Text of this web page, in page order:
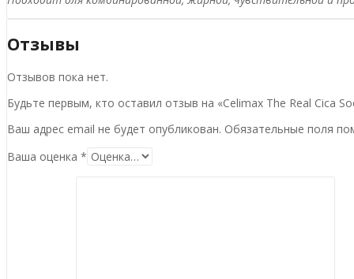
Отзывы
Отзывов пока нет.
Будьте первым, кто оставил отзыв на «Celimax The Real Cica
Ваш адрес email не будет опубликован. Обязательные поля
Ваша оценка *